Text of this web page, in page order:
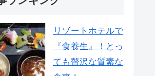
リゾートホテルで
『食養生』！とっ
ても贅沢な質素な